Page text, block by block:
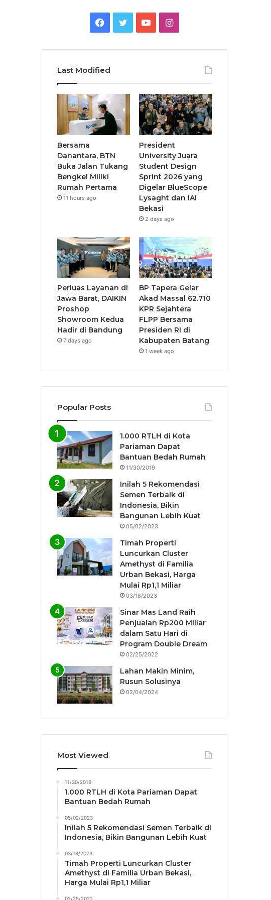
Facebook
TwitterYouTubeInstagram
Last Modified
Bersama
Danantara, BTN
Buka Jalan Tukang
Bengkel Miliki
Rumah Pertama
11 hours ago
President
University Juara
Student Design
Sprint 2026 yang
Digelar BlueScope
Lysaght dan IAI
Bekasi
2 days ago
Perluas Layanan di
Jawa Barat, DAIKIN
Proshop
Showroom Kedua
Hadir di Bandung
7 days ago
BP Tapera Gelar
Akad Massal 62.710
KPR Sejahtera
FLPP Bersama
Presiden RI di
Kabupaten Batang
1 week ago
Popular Posts
1.000 RTLH di Kota
Pariaman Dapat
Bantuan Bedah Rumah
11/30/2019
Inilah 5 Rekomendasi
Semen Terbaik di
Indonesia, Bikin
Bangunan Lebih Kuat
05/02/2023
Timah Properti
Luncurkan Cluster
Amethyst di Familia
Urban Bekasi, Harga
Mulai Rp1,1 Miliar
03/18/2023
Sinar Mas Land Raih
Penjualan Rp200 Miliar
dalam Satu Hari di
Program Double Dream
02/25/2022
Lahan Makin Minim,
Rusun Solusinya
02/04/2024
Most Viewed
11/30/2019
1.000 RTLH di Kota Pariaman Dapat
Bantuan Bedah Rumah
05/02/2023
Inilah 5 Rekomendasi Semen Terbaik di
Indonesia, Bikin Bangunan Lebih Kuat
03/18/2023
Timah Properti Luncurkan Cluster
Amethyst di Familia Urban Bekasi,
Harga Mulai Rp1,1 Miliar
02/25/2022